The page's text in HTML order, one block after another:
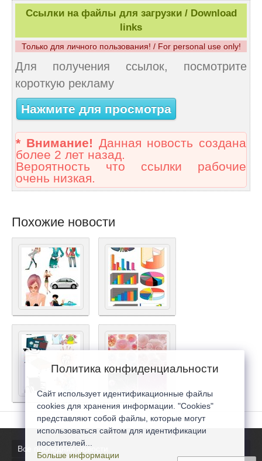
Ссылки на файлы для загрузки / Download
links
Только для личного пользования! / For personal use only!
Для получения ссылок, посмотрите
короткую рекламу
Нажмите для просмотра
* Внимание! Данная новость создана
более 2 лет назад.
Вероятность что ссылки рабочие
очень низкая.
Похожие новости
Все последние новости
Политика конфиденциальности
Сайт использует идентификационные файлы
cookies для хранения информации. "Cookies"
представляют собой файлы, которые могут
использоваться сайтом для идентификации
посетителей...
Больше информации